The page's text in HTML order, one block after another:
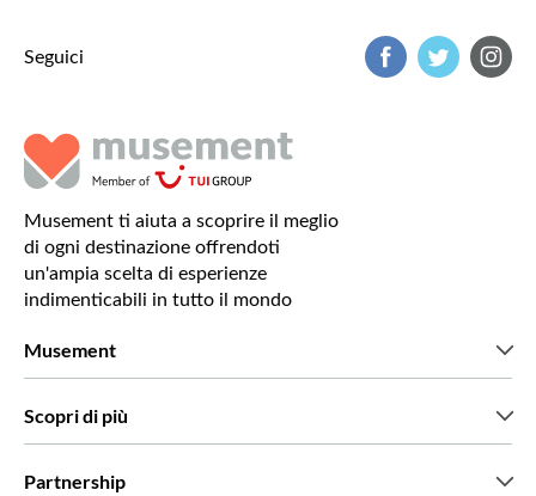
Seguici
Musement ti aiuta a scoprire il meglio
di ogni destinazione offrendoti
un'ampia scelta di esperienze
indimenticabili in tutto il mondo
Musement
Scopri di più
Partnership